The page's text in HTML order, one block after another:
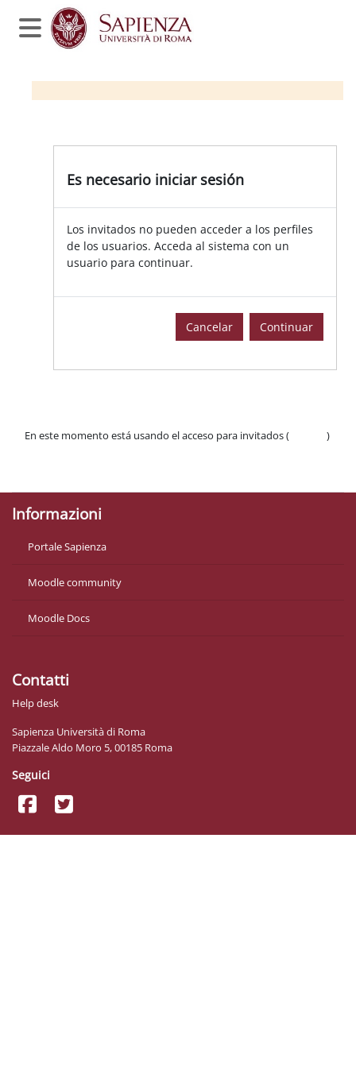
Salta al contenido principal
Panel lateral
Es necesario iniciar sesión
Los invitados no pueden acceder a los perfiles
de los usuarios. Acceda al sistema con un
usuario para continuar.
Cancelar Continuar
En este momento está usando el acceso para invitados (
)
Informazioni
Portale Sapienza
Moodle community
Moodle Docs
Contatti
Help desk
Sapienza Università di Roma
Piazzale Aldo Moro 5, 00185 Roma
Seguici